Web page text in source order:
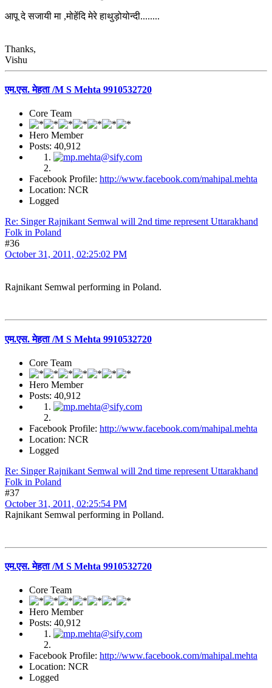
आपू दे सजायी मा ,मोहेंदि मेरे हाथुड़ोयोन्दी........
Thanks,
Vishu
एम.एस. मेहता /M S Mehta 9910532720
Core Team
Hero Member
Posts: 40,912
Facebook Profile: http://www.facebook.com/mahipal.mehta
Location: NCR
Logged
Re: Singer Rajnikant Semwal will 2nd time represent Uttarakhand
Folk in Poland
#36
October 31, 2011, 02:25:02 PM
Rajnikant Semwal performing in Poland.
एम.एस. मेहता /M S Mehta 9910532720
Core Team
Hero Member
Posts: 40,912
Facebook Profile: http://www.facebook.com/mahipal.mehta
Location: NCR
Logged
Re: Singer Rajnikant Semwal will 2nd time represent Uttarakhand
Folk in Poland
#37
October 31, 2011, 02:25:54 PM
Rajnikant Semwal performing in Polland.
एम.एस. मेहता /M S Mehta 9910532720
Core Team
Hero Member
Posts: 40,912
Facebook Profile: http://www.facebook.com/mahipal.mehta
Location: NCR
Logged